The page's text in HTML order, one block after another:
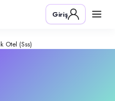
(Sss)–
14 odalı yeni butik otel;
Giriş
Otel (Sss)